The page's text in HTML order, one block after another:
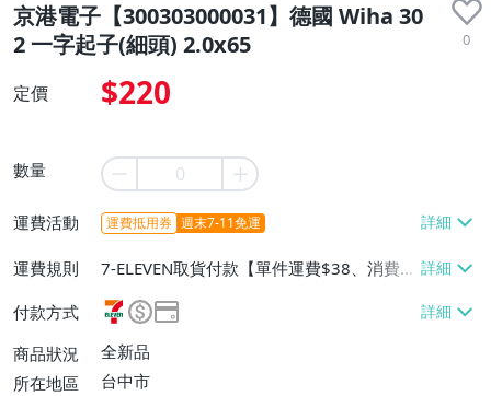
京港電子【300303000031】德國 Wiha 30
2 一字起子(細頭) 2.0x65
0
定價 $220
數量
運費活動 運費抵用券 週末7-11免運
運費規則
7-ELEVEN取貨付款【單件運費$38、消費滿
$3000免運費】、7-ELEVEN取貨不付款
【單件運費$38、消費滿$3000免運費】、
宅配/貨運【單件運費$120、消費滿$3000
免運費】、面交/自取/不寄送【免運費】
付款方式
商品狀況
全新品
所在地區
台中市